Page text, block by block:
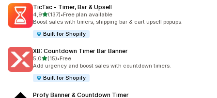
TicTac ‑ Timer, Bar & Upsell
4,9av 5 stjerner
(137)
Totalt 137 omtaler
•Free plan available
Boost sales with timers, shipping bar & cart upsell popups.
Built for Shopify
XB: Countdown Timer Bar Banner
5,0av 5 stjerner
(15)
Totalt 15 omtaler
•Free
Add urgency and boost sales with countdown timers.
Built for Shopify
Profy Banner & Countdown Timer